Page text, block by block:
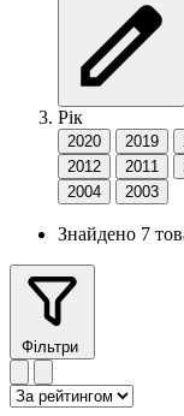
Рік
2020 2019
2012
2011
2004
2003
Знайдено 7
Фільтри